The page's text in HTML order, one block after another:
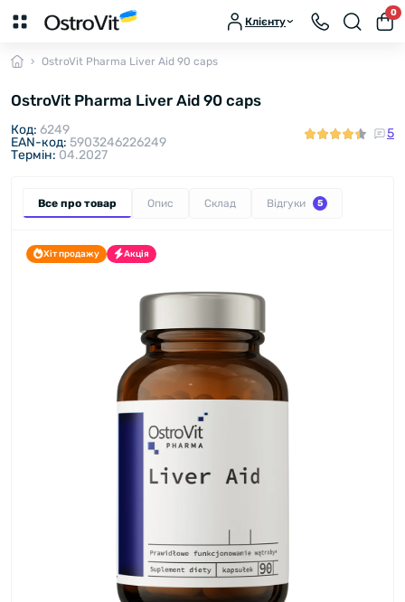
Клієнту
0
OstroVit Pharma Liver Aid 90 caps
OstroVit Pharma Liver Aid 90 caps
Код: 6249
EAN-код: 5903246226249
Термін: 04.2027
5
Все про товар Опис Склад Відгуки 5
Хіт продажу Акція